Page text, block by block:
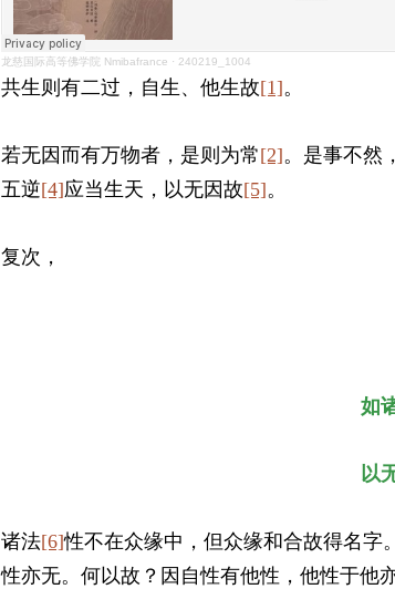
龙慈国际高等佛学院 Nmibafrance · 240219_1004
共生则有二过，自生、他生故[1]。
若无因而有万物者，是则为常[2]。是事不然
五逆[4]应当生天，以无因故[5]。
复次，
如
以
诸法[6]性不在众缘中，但众缘和合故得名字
性亦无。何以故？因自性有他性，他性于他